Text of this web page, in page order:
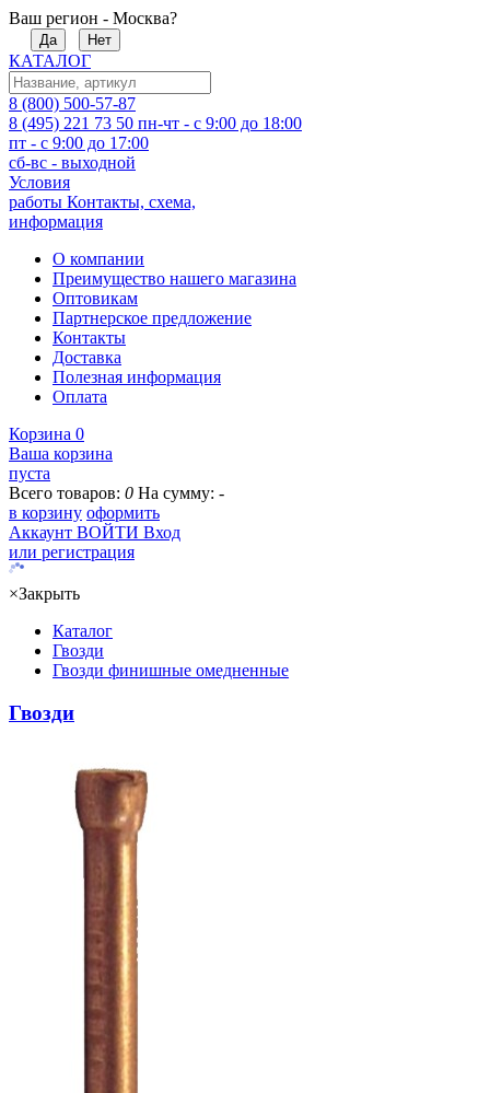
Ваш регион - Москва?
Да Нет
КАТАЛОГ
8 (800) 500-57-87
8 (495) 221 73 50 пн-чт - с 9:00 до 18:00
пт - с 9:00 до 17:00
сб-вс - выходной
Условия
работы Контакты, схема,
информация
О компании
Преимущество нашего магазина
Оптовикам
Партнерское предложение
Контакты
Доставка
Полезная информация
Оплата
Корзина 0
Ваша корзина
пуста
Всего товаров: 0 На сумму: -
в корзину оформить
Аккаунт ВОЙТИ Вход
или регистрация
×Закрыть
Каталог
Гвозди
Гвозди финишные омедненные
Гвозди